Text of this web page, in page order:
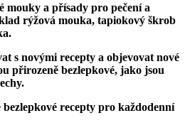
mouky a přísady pro pečení a
rýžová mouka, tapiokový škrob
s novými recepty a objevovat nové
přirozeně bezlepkové, jako jsou